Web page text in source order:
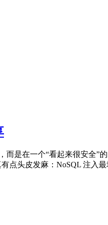
而是在一个“看起来很安全
点头皮发麻：NoSQL 注入